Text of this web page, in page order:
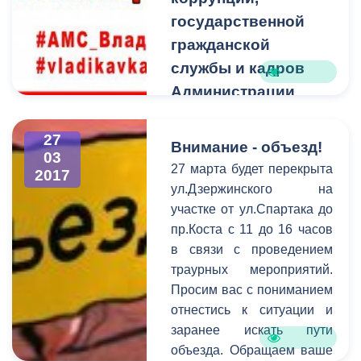
администрации местного
самоуправления
г.Владикавказа Борис
Албегов, заместитель
председателя собрания
Ходова, и конечно же,
родители, педагоги,
друзья. Организатором
концерта выступило
Управление образования
АМС г. Владикавказа.
государственной
гражданской
службы и кадров
Администрации
и Правительства
РСО-Алания
проводит выездную
встречу с жителями
г.Владикавказа
30 марта 2017 года
Управление Главы РСО-
Алания по вопросам
противодействия
коррупции,
государственной
27
03
2017
Внимание - объезд!
27 марта будет перекрыта
ул.Дзержинского на
участке от ул.Спартака до
пр.Коста с 11 до 16 часов
в связи с проведением
траурных мероприятий.
Просим вас с пониманием
отнестись к ситуации и
заранее искать пути
объезда. Обращаем ваше